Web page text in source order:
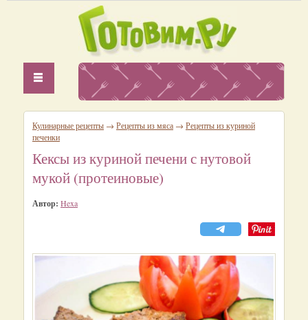
Кулинарные рецепты → Рецепты из мяса → Рецепты из куриной
печенки
Кексы из куриной печени с нутовой
мукой (протеиновые)
Автор: Hexa